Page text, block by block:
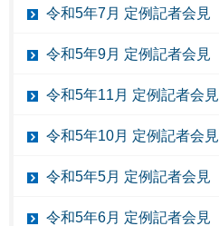
令和5年7月 定例記者会見
令和5年9月 定例記者会見
令和5年11月 定例記者会見
令和5年10月 定例記者会見
令和5年5月 定例記者会見
令和5年6月 定例記者会見